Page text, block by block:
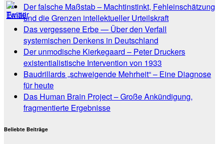
Der falsche Maßstab – Machtinstinkt, Fehleinschätzung
und die Grenzen intellektueller Urteilskraft
Das vergessene Erbe — Über den Verfall
systemischen Denkens in Deutschland
Der unmodische Kierkegaard – Peter Druckers
existentialistische Intervention von 1933
Baudrillards „schweigende Mehrheit“ – Eine Diagnose
für heute
Das Human Brain Project – Große Ankündigung,
fragmentierte Ergebnisse
Beliebte Beiträge